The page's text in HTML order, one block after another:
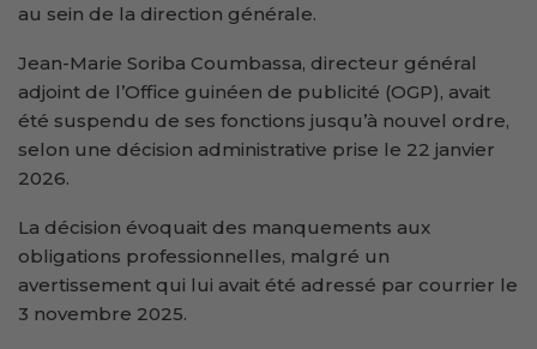
au sein de la direction générale.
Jean-Marie Soriba Coumbassa, directeur général
adjoint de l’Office guinéen de publicité (OGP), avait
été suspendu de ses fonctions jusqu’à nouvel ordre,
selon une décision administrative prise le 22 janvier
2026.
La décision évoquait des manquements aux
obligations professionnelles, malgré un
avertissement qui lui avait été adressé par courrier le
3 novembre 2025.